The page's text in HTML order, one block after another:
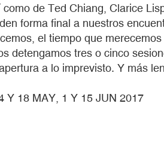
de Ted Chiang, Clarice
forma final a nuestros
el tiempo que
detengamos tres o cinco
a lo imprevisto. Y más
Y 18 MAY, 1 Y 15 JUN 2017